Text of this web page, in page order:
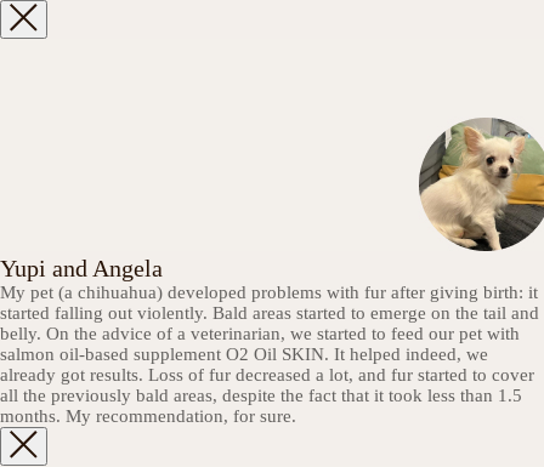
Yupi and Angela
My pet (a chihuahua) developed problems with fur after giving birth: it
started falling out violently. Bald areas started to emerge on the tail and
belly. On the advice of a veterinarian, we started to feed our pet with
salmon oil-based supplement О2 Oil SKIN. It helped indeed, we
already got results. Loss of fur decreased a lot, and fur started to cover
all the previously bald areas, despite the fact that it took less than 1.5
months. My recommendation, for sure.